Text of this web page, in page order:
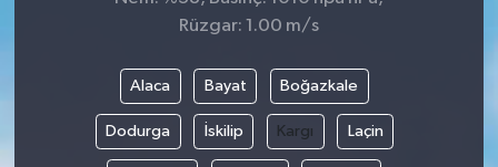
Rüzgar: 1.00 m/s
Alaca Bayat Boğazkale
Dodurga İskilip Kargı Laçin